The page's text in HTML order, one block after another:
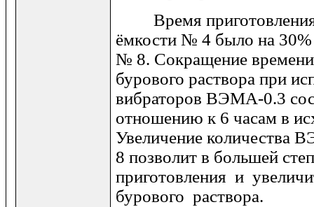
Время приготовления
ёмкости № 4 было на
№ 8. Сокращение времени
бурового раствора при
вибраторов ВЭМА-0.3
отношению к 6 часам в
Увеличение количества
8 позволит в большей
приготовления и
бурового раствора.